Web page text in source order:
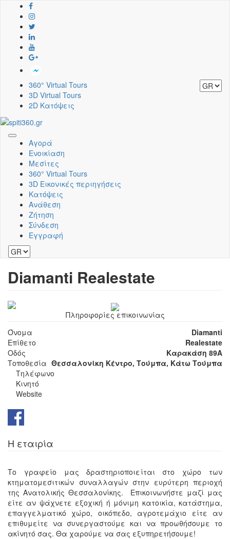
360° Virtual Tours
3D Virtual Tours
2D Κατόψεις
Toggle
navigation
Αγορά
Ενοικίαση
Μεσίτες
360° Virtual Tours
3D Εικονικές περιηγήσεις
Κατόψεις
Ανάθεση
Ζήτηση
Σύνδεση
Εγγραφή
Diamanti Realestate
Πληροφορίες επικοινωνίας
Όνομα
Diamanti
Επίθετο
Realestate
Οδός
Καρακάση 89Α
Τοποθεσία Θεσσαλονίκη Κέντρο, Τούμπα, Κάτω Τούμπα
Τηλέφωνο
Κινητό
Website
Η εταιρία
Το γραφείο μας δραστηριοποιείται στο χώρο των
κτηματομεσιτικών συναλλαγών στην ευρύτερη περιοχή
της Ανατολικής Θεσσαλονίκης. Επικοινωνήστε μαζί μας
είτε αν ψάχνετε εξοχική ή μόνιμη κατοικία, κατάστημα,
επαγγελματικό χώρο, οικόπεδο, αγροτεμάχιο είτε αν
επιθυμείτε να συνεργαστούμε και να προωθήσουμε το
ακίνητό σας. Θα χαρούμε να σας εξυπηρετήσουμε!